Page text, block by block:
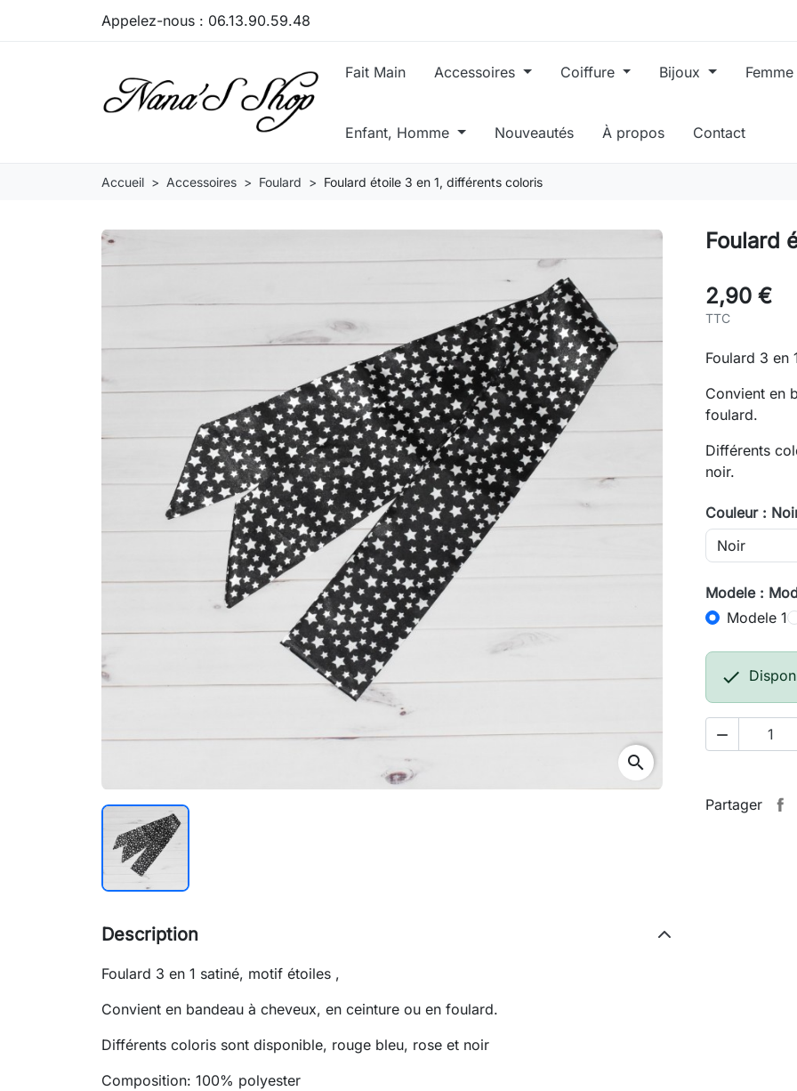
Appelez-nous : 06.13.90.59.48
Fait Main Accessoires Coiffure Bijoux Femme
Enfant, Homme Nouveautés À propos Contact
Accueil Accessoires Foulard Foulard étoile 3 en 1, différents coloris
search
Foulard
2,90 €
TTC
Foulard 3 en
Convient en
foulard.
Différents
noir.
Couleur :
Modele :
Modele 1


Partager
Description
Foulard 3 en 1 satiné, motif étoiles ,
Convient en bandeau à cheveux, en ceinture ou en foulard.
Différents coloris sont disponible, rouge bleu, rose et noir
Composition: 100% polyester